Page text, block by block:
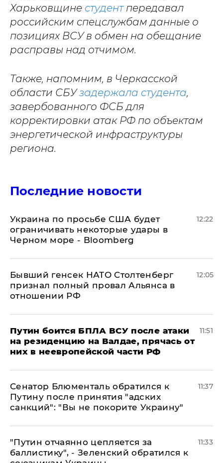
Харьковщине студент передавал
российским спецслужбам данные о
позициях ВСУ в обмен на обещание
расправы над отчимом.
Также, напомним, в Черкасской
области СБУзадержала студента,
завербованного ФСБ для
корректировки атак РФ по объектам
энергетической инфраструктуры
региона.
Последние новости
Украина по просьбе США будет
ограничивать некоторые удары в
Черном море - Bloomberg
12:22
Бывший генсек НАТО Столтенберг
признал полный провал Альянса в
отношении РФ
12:05
Путин боится БПЛА ВСУ после атаки
на резиденцию на Валдае, прячась от
них в неевропейской части РФ
11:51
Сенатор Блюменталь обратился к
Путину после принятия "адских
санкций": "Вы не покорите Украину"
11:37
"Путин отчаянно цепляется за
баллистику", - Зеленский обратился к
11:33